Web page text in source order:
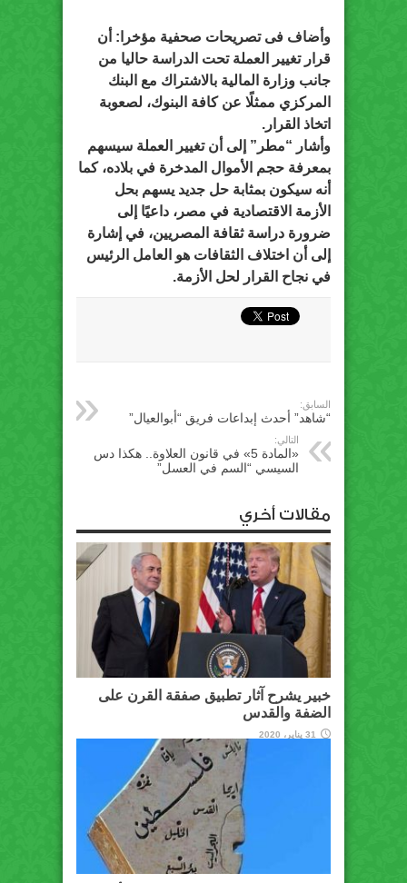
وأضاف فى تصريحات صحفية مؤخرا: أن
قرار تغيير العملة تحت الدراسة حاليا من
جانب وزارة المالية بالاشتراك مع البنك
المركزي ممثلًا عن كافة البنوك، لصعوبة
اتخاذ القرار.
وأشار “مطر” إلى أن تغيير العملة سيسهم
بمعرفة حجم الأموال المدخرة في بلاده، كما
أنه سيكون بمثابة حل جديد يسهم بحل
الأزمة الاقتصادية في مصر، داعيًا إلى
ضرورة دراسة ثقافة المصريين، في إشارة
إلى أن اختلاف الثقافات هو العامل الرئيس
في نجاح القرار لحل الأزمة.
السابق:
“شاهد” أحدث إبداعات فريق “أبوالعيال”
التالي:
«المادة 5» في قانون العلاوة.. هكذا دس
السيسي “السم في العسل”
مقالات أخري
خبير يشرح آثار تطبيق صفقة القرن على
الضفة والقدس
31 يناير، 2020